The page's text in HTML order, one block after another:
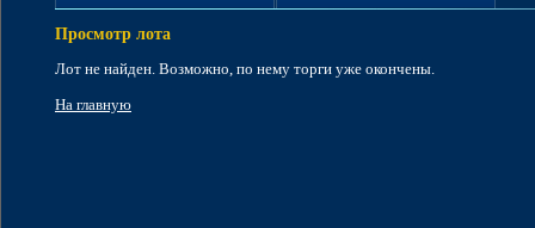
Просмотр лота
Лот не найден. Возможно, по нему торги уже окончены.
На главную